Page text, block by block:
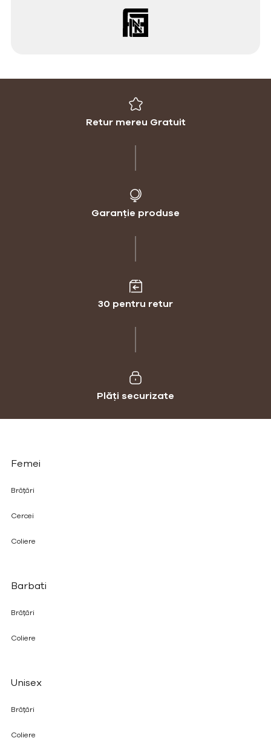
Retur mereu Gratuit
Garanție produse
30 pentru retur
Plăți securizate
Femei
Brățări
Cercei
Coliere
Barbati
Brățări
Coliere
Unisex
Brățări
Coliere